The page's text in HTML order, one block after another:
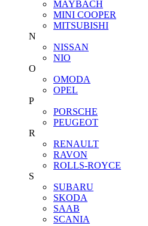
MAYBACH
MINI COOPER
MITSUBISHI
N
NISSAN
NIO
O
OMODA
OPEL
P
PORSCHE
PEUGEOT
R
RENAULT
RAVON
ROLLS-ROYCE
S
SUBARU
SKODA
SAAB
SCANIA